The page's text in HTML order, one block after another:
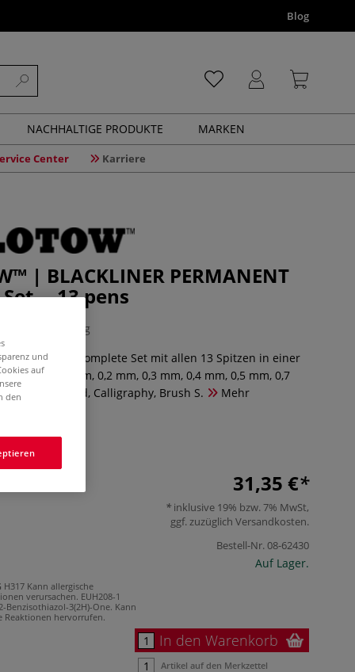
Blog
NACHHALTIGE PRODUKTE MARKEN
Center Karriere
| BLACKLINER PERMANENT
—13 pens
1 Bewertung
Blackliner Complete Set mit allen 13 Spitzen in einer
mm, 0,1 mm, 0,2 mm, 0,3 mm, 0,4 mm, 0,5 mm, 0,7
Chisel, Round, Calligraphy, Brush S.
Mehr
31,35 €
inklusive 19% bzw. 7% MwSt,
ggf. zuzüglich Versandkosten.
Bestell-Nr.08-62430
Auf Lager.
H317 Kann allergische
verursachen. EUH208-1
Benzisothiazol-3(2H)-One. Kann
Reaktionen hervorrufen.
In den Warenkorb
Artikel auf den Merkzettel
und
auf
den